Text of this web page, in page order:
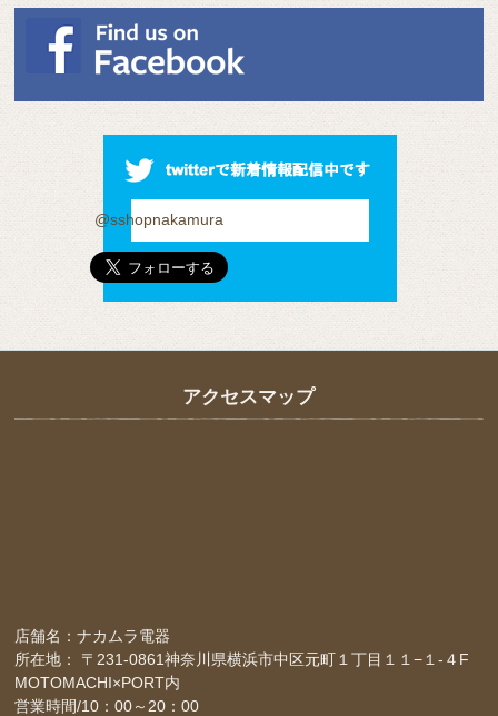
@sshopnakamura
アクセスマップ
店舗名：ナカムラ電器
所在地： 〒231-0861神奈川県横浜市中区元町１丁目１１−１-４F
MOTOMACHI×PORT内
営業時間/10：00～20：00